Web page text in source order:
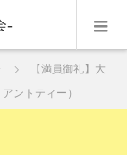
-
【満員御礼】大
ントティー）